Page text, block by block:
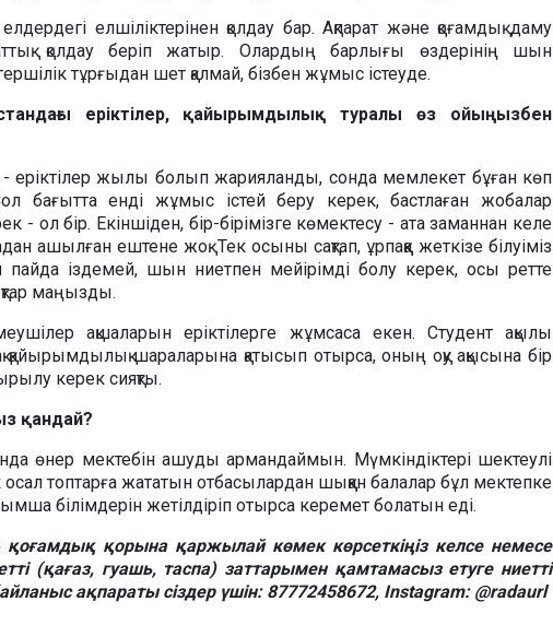
елшіліктерінен қолдау бар. Ақпарат және қоғамдық даму
қолдау беріп жатыр. Олардың барлығы өздерінің шын
тұрғыдан шет қалмай, бізбен жұмыс істеуде.
еріктілер, қайырымдылық туралы өз ойыңызбен
еріктілер жылы болып жарияланды, сонда мемлекет бұған көп
бағытта енді жұмыс істей беру керек, бастлаған жобалар
- ол бір. Екіншіден, бір-бірімізге көмектесу - ата заманнан келе
ашылған ештене жоқ. Тек осыны сақтап, ұрпаққа жеткізе білуіміз
іздемей, шын ниетпен мейірімді болу керек, осы ретте
маңызды.
ақшаларын еріктілерге жұмсаса екен. Студент ақылы
қайырымдылық шараларына қатысып отырса, оның оқу ақысына бір
керек сияқты.
қандай?
өнер мектебін ашуды армандаймын. Мүмкіндіктері шектеулі
топтарға жататын отбасылардан шыққан балалар бұл мектепке
білімдерін жетілдіріп отырса керемет болатын еді.
қоғамдық қорына қаржылай көмек көрсеткіңіз келсе немесе
(қағаз, гуашь, таспа) заттарымен қамтамасыз етуге ниетті
ақпараты сіздер үшін: 87772458672, Instagram: @radaurl